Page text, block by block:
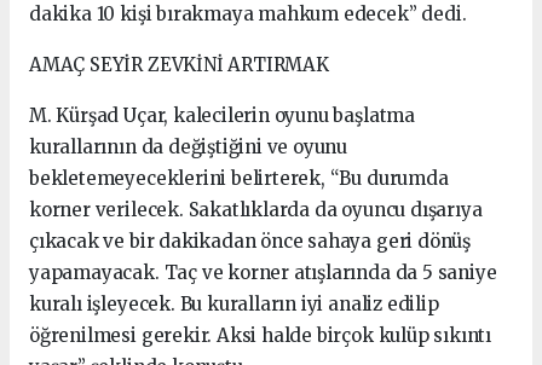
dakika 10 kişi bırakmaya mahkum edecek” dedi.
AMAÇ SEYİR ZEVKİNİ ARTIRMAK
M. Kürşad Uçar, kalecilerin oyunu başlatma
kurallarının da değiştiğini ve oyunu
bekletemeyeceklerini belirterek, “Bu durumda
korner verilecek. Sakatlıklarda da oyuncu dışarıya
çıkacak ve bir dakikadan önce sahaya geri dönüş
yapamayacak. Taç ve korner atışlarında da 5 saniye
kuralı işleyecek. Bu kuralların iyi analiz edilip
öğrenilmesi gerekir. Aksi halde birçok kulüp sıkıntı